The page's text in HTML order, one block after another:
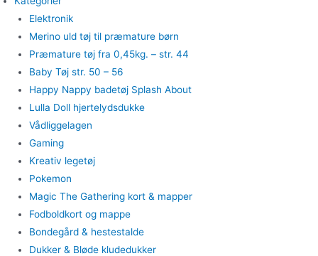
Elektronik
Merino uld tøj til præmature børn
Præmature tøj fra 0,45kg. – str. 44
Baby Tøj str. 50 – 56
Happy Nappy badetøj Splash About
Lulla Doll hjertelydsdukke
Vådliggelagen
Gaming
Kreativ legetøj
Pokemon
Magic The Gathering kort & mapper
Fodboldkort og mappe
Bondegård & hestestalde
Dukker & Bløde kludedukker